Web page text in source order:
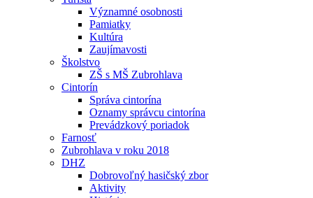
Významné osobnosti
Pamiatky
Kultúra
Zaujímavosti
Školstvo
ZŠ s MŠ Zubrohlava
Cintorín
Správa cintorína
Oznamy správcu cintorína
Prevádzkový poriadok
Farnosť
Zubrohlava v roku 2018
DHZ
Dobrovoľný hasičský zbor
Aktivity